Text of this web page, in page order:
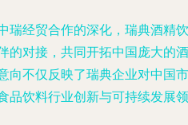
瑞经贸合作的深化，瑞典酒精饮
的对接，共同开拓中国庞大的酒
向不仅反映了瑞典企业对中国市
品饮料行业创新与可持续发展领